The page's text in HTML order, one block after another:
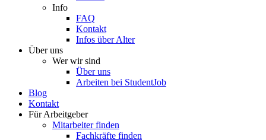
Info
FAQ
Kontakt
Infos über Alter
Über uns
Wer wir sind
Über uns
Arbeiten bei StudentJob
Blog
Kontakt
Für Arbeitgeber
Mitarbeiter finden
Fachkräfte finden